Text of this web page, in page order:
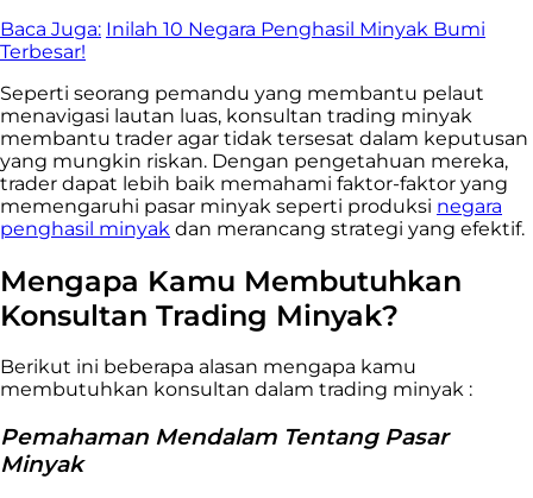
Baca Juga: Inilah 10 Negara Penghasil Minyak Bumi
Terbesar!
Seperti seorang pemandu yang membantu pelaut
menavigasi lautan luas, konsultan trading minyak
membantu trader agar tidak tersesat dalam keputusan
yang mungkin riskan. Dengan pengetahuan mereka,
trader dapat lebih baik memahami faktor-faktor yang
memengaruhi pasar minyak seperti produksi negara
penghasil minyak dan merancang strategi yang efektif.
Mengapa Kamu Membutuhkan
Konsultan Trading Minyak?
Berikut ini beberapa alasan mengapa kamu
membutuhkan konsultan dalam trading minyak :
Pemahaman Mendalam Tentang Pasar
Minyak